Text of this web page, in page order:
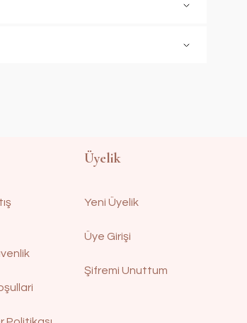
Üyelik
Yeni Üyelik
Üye Girişi
Şifremi Unuttum